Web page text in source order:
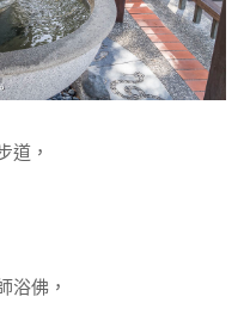
道，
浴佛，